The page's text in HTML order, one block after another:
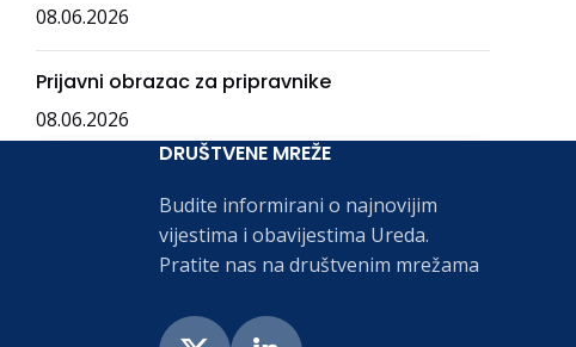
08.06.2026
Prijavni obrazac za pripravnike
08.06.2026
DRUŠTVENE MREŽE
Budite informirani o najnovijim
vijestima i obavijestima Ureda.
Pratite nas na društvenim mrežama